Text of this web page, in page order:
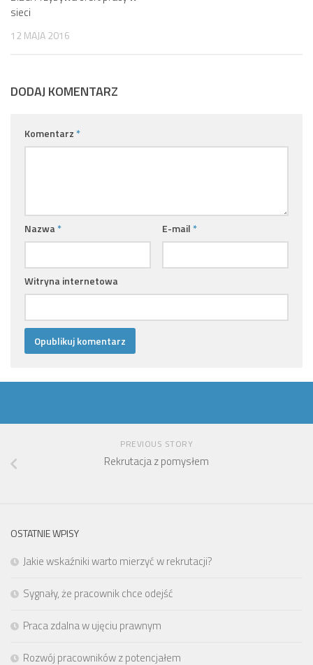
sieci
12 MAJA 2016
DODAJ KOMENTARZ
Komentarz *
Nazwa * E-mail *
Witryna internetowa
PREVIOUS STORY
Rekrutacja z pomysłem
OSTATNIE WPISY
Jakie wskaźniki warto mierzyć w rekrutacji?
Sygnały, że pracownik chce odejść
Praca zdalna w ujęciu prawnym
Rozwój pracowników z potencjałem